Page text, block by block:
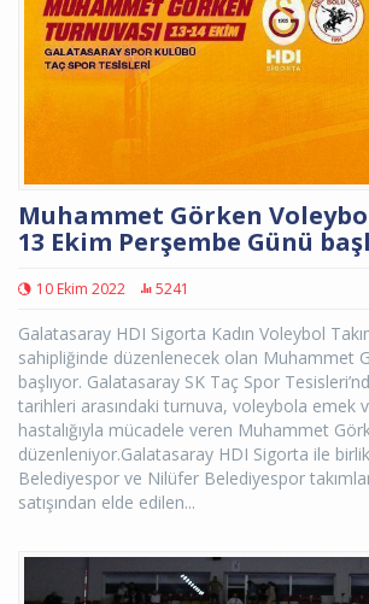
Muhammet Görken
13 Ekim Perşembe Günü
10 Ekim 2022 5241
Galatasaray HDI Sigorta Kadın Voleybol
sahipliğinde düzenlenecek olan Muhammet
başlıyor. Galatasaray SK Taç Spor
tarihleri arasındaki turnuva, voleybola emek
hastalığıyla mücadele veren Muhammet
düzenleniyor.Galatasaray HDI Sigorta ile
Belediyespor ve Nilüfer Belediyespor
satışından elde edilen...